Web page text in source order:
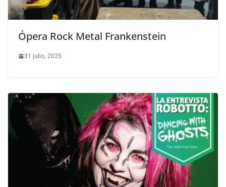
Ópera Rock Metal Frankenstein
31 julio, 2025